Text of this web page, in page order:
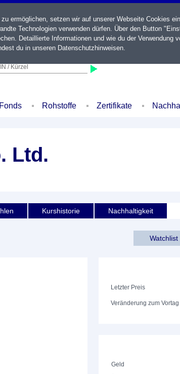
/ Kürzel
Fonds Rohstoffe Zertifikate
Ltd.
Kurshistorie Nachhaltigkeit
Watchlist
Letzter Preis
Veränderung zum Vortag
Geld
ermöglichen, setzen wir auf unserer Webseite Cookies
Technologien verwenden dürfen. Über den Button
Detaillierte Informationen und wie du der Verwendung
du in unseren Datenschutzhinweisen.